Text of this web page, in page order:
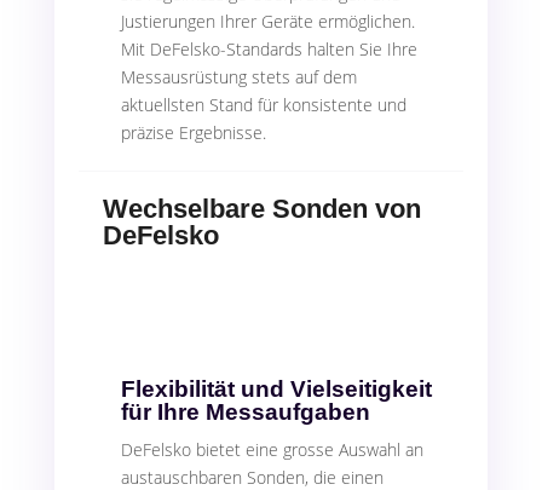
Justierungen Ihrer Geräte ermöglichen.
Mit DeFelsko-Standards halten Sie Ihre
Messausrüstung stets auf dem
aktuellsten Stand für konsistente und
präzise Ergebnisse.
Wechselbare Sonden von
DeFelsko
Flexibilität und Vielseitigkeit
für Ihre Messaufgaben
DeFelsko bietet eine grosse Auswahl an
austauschbaren Sonden, die einen